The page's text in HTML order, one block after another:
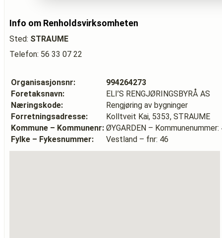
Info om Renholdsvirksomheten
Sted: STRAUME
Telefon: 56 33 07 22
Organisasjonsnr:
994264273
Foretaksnavn:
ELI’S RENGJØRINGSBYRÅ AS
Næringskode:
Rengjøring av bygninger
Forretningsadresse:
Kolltveit Kai, 5353, STRAUME
Kommune – Kommunenr: ØYGARDEN – Kommunenummer:
Fylke – Fykesnummer:
Vestland – fnr: 46